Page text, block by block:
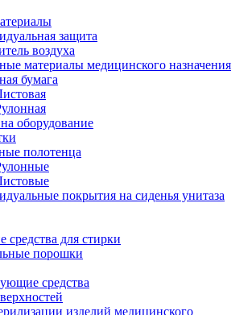
защита
воздуха
материалы медицинского назначения
бумага
оборудование
полотенца
покрытия на сиденья унитаза
средства для стирки
порошки
средства
изделий медицинского